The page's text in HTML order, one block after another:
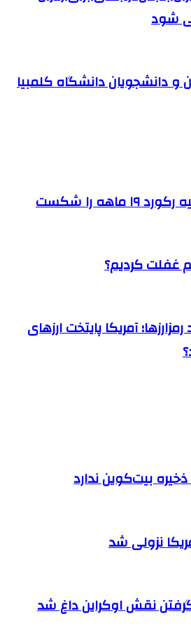
شود
و دانشجویان دانشگاه کلمبیا
را شکست
غفلت کردیم؟
آمریکا پایتخت ارزهای
ذخیره بیت‌کوین ندارد
نزولی شد
گرفتن نقش اوکراین داغ شد